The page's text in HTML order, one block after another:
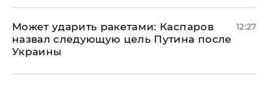
Может ударить ракетами: Каспаров
назвал следующую цель Путина после
Украины
12:27